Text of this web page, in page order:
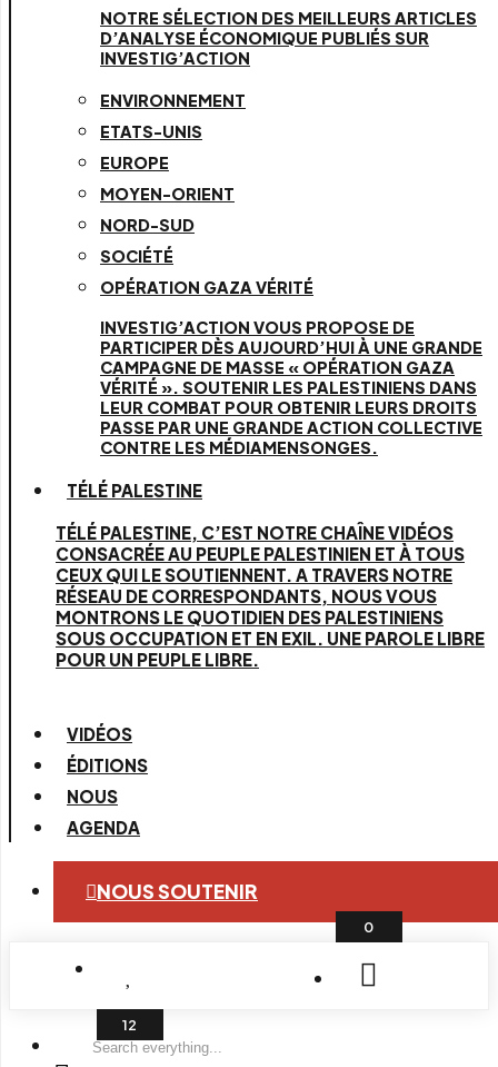
NOTRE SÉLECTION DES MEILLEURS ARTICLES
D’ANALYSE ÉCONOMIQUE PUBLIÉS SUR
INVESTIG’ACTION
ENVIRONNEMENT
ETATS-UNIS
EUROPE
MOYEN-ORIENT
NORD-SUD
SOCIÉTÉ
OPÉRATION GAZA VÉRITÉ
INVESTIG’ACTION VOUS PROPOSE DE
PARTICIPER DÈS AUJOURD’HUI À UNE GRANDE
CAMPAGNE DE MASSE « OPÉRATION GAZA
VÉRITÉ ». SOUTENIR LES PALESTINIENS DANS
LEUR COMBAT POUR OBTENIR LEURS DROITS
PASSE PAR UNE GRANDE ACTION COLLECTIVE
CONTRE LES MÉDIAMENSONGES.
TÉLÉ PALESTINE
TÉLÉ PALESTINE, C’EST NOTRE CHAÎNE VIDÉOS
CONSACRÉE AU PEUPLE PALESTINIEN ET À TOUS
CEUX QUI LE SOUTIENNENT. A TRAVERS NOTRE
RÉSEAU DE CORRESPONDANTS, NOUS VOUS
MONTRONS LE QUOTIDIEN DES PALESTINIENS
SOUS OCCUPATION ET EN EXIL. UNE PAROLE LIBRE
POUR UN PEUPLE LIBRE.
VIDÉOS
ÉDITIONS
NOUS
AGENDA
NOUS SOUTENIR
0
Search